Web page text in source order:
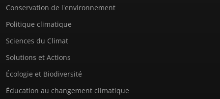
Conservation de l'environnement
Politique climatique
Sciences du Climat
Solutions et Actions
Écologie et Biodiversité
Éducation au changement climatique